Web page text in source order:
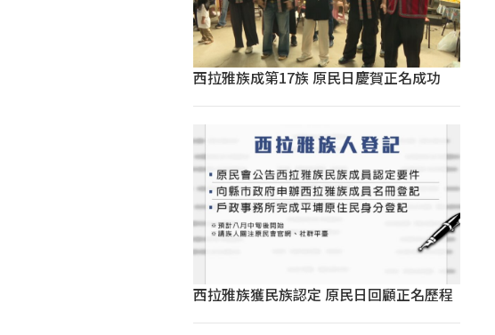
西拉雅族成第17族 原民日慶賀正名成功
西拉雅族獲民族認定 原民日回顧正名歷程